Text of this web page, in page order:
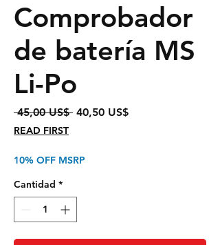
Comprobador
de batería MS
Li-Po
45,00 US$ Precio
40,50 US$Precio
READ FIRST
10% OFF MSRP
Cantidad *